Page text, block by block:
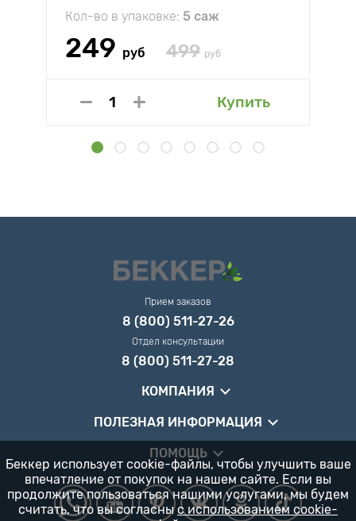
Кол-во в упаковке: 5 саж
249 руб 499 руб
Купить
Прием заказов
8 (800) 511-27-26
Отдел консультации
8 (800) 511-27-28
КОМПАНИЯ
ПОЛЕЗНАЯ ИНФОРМАЦИЯ
ПОМОЩЬ
Беккер использует cookie-файлы, чтобы улучшить ваше
впечатление от покупок на нашем сайте. Если вы
продолжите пользоваться нашими услугами, мы будем
считать, что вы согласны с использованием cookie-